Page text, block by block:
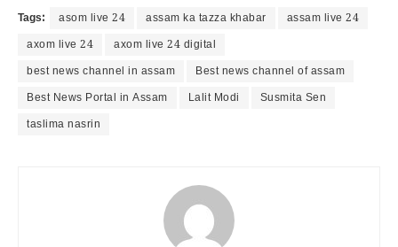
Tags: asom live 24 assam ka tazza khabar
assam live 24
axom live 24
axom live 24 digital
best news channel in assam
Best news channel of assam
Best News Portal in Assam
Lalit Modi
Susmita Sen
taslima nasrin